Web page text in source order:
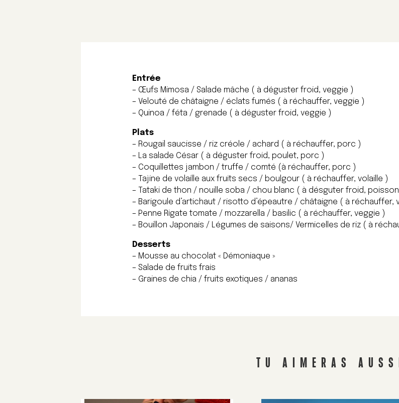
Entrée
– Œufs Mimosa / Salade mâche ( à déguster froid, veggie )
– Velouté de châtaigne / éclats fumés ( à réchauffer, veggie )
– Quinoa / féta / grenade ( à déguster froid, veggie )
Plats
– Rougail saucisse / riz créole / achard ( à réchauffer, porc )
– La salade César ( à déguster froid, poulet, porc )
– Coquillettes jambon / truffe / comté (à réchauffer, porc )
– Tajine de volaille aux fruits secs / boulgour ( à réchauffer, volaille )
– Tataki de thon / nouille soba / chou blanc ( à désguter froid,
– Barigoule d’artichaut / risotto d’épeautre / châtaigne ( à réchauffer,
– Penne Rigate tomate / mozzarella / basilic ( à réchauffer, veggie )
– Bouillon Japonais / Légumes de saisons/ Vermicelles de riz ( à
Desserts
– Mousse au chocolat « Démoniaque »
– Salade de fruits frais
– Graines de chia / fruits exotiques / ananas
TU AIMERAS